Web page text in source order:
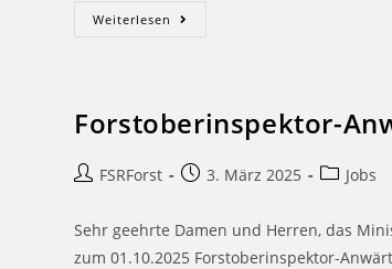
Weiterlesen
Forstoberinspektor-
FSRForst 3. März 2025 Jobs
Sehr geehrte Damen und Herren, das
zum 01.10.2025 Forstoberinspektor-